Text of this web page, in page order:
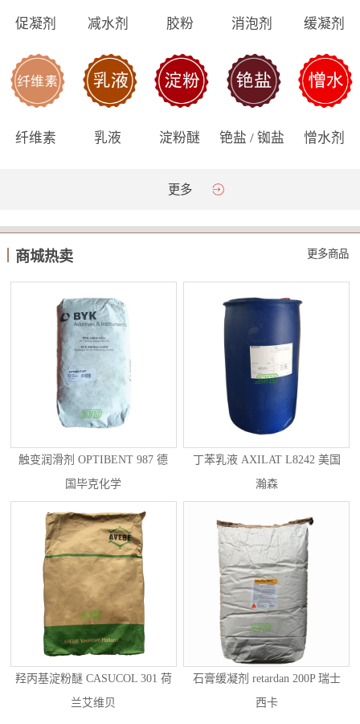
促凝剂 减水剂 胶粉 消泡剂 缓凝剂
纤维素 乳液 淀粉醚 铯盐 / 铷盐 憎水剂
更多
商城热卖 更多商品
触变润滑剂 OPTIBENT 987 德
国毕克化学
丁苯乳液 AXILAT L8242 美国
瀚森
羟丙基淀粉醚 CASUCOL 301 荷
兰艾维贝
石膏缓凝剂 retardan 200P 瑞士
西卡